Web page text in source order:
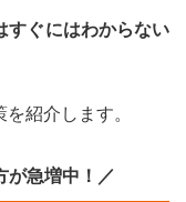
すぐにはわからない
紹介します。
が急増中！／